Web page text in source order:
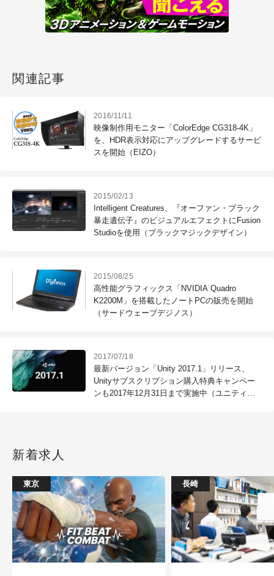
関連記事
2016/11/11
映像制作用モニター「ColorEdge CG318-4K」
を、HDR表示対応にアップグレードするサービ
スを開始（EIZO）
2015/02/13
Intelligent Creatures、『オーファン・ブラック
暴走遺伝子』のビジュアルエフェクトにFusion
Studioを使用（ブラックマジックデザイン）
2015/08/25
高性能グラフィックス「NVIDIA Quadro
K2200M」を搭載したノートPCの販売を開始
（サードウェーブデジノス）
2017/07/18
最新バージョン「Unity 2017.1」リリース、
Unityサブスクリプション購入特典キャンペー
ンも2017年12月31日まで実施中（ユニティ・
新着求人
東京 長崎